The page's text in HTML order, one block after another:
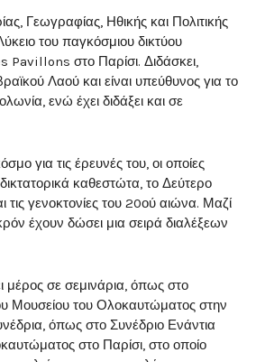
Γεωγραφίας, Ηθικής και Πολιτικής
του παγκόσμιου δικτύου
στο Παρίσι. Διδάσκει,
Λαού και είναι υπεύθυνος για το
ενώ έχει διδάξει και σε
για τις έρευνές του, οι οποίες
καθεστώτα, το Δεύτερο
γενοκτονίες του 20ού αιώνα. Μαζί
έχουν δώσει μια σειρά διαλέξεων
μέρος σε σεμινάρια, όπως στο
Μουσείου του Ολοκαυτώματος στην
όπως στο Συνέδριο Ενάντια
στο Παρίσι, στο οποίο